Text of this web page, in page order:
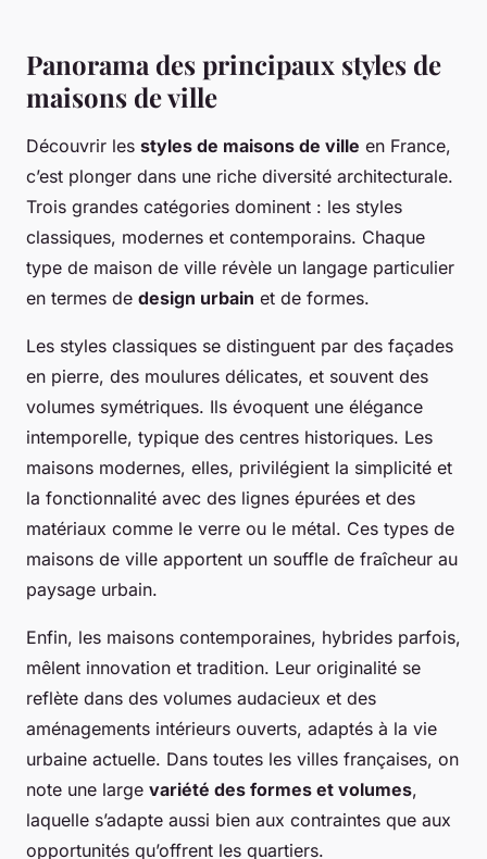
Panorama des principaux styles de
maisons de ville
Découvrir les styles de maisons de ville en France,
c’est plonger dans une riche diversité architecturale.
Trois grandes catégories dominent : les styles
classiques, modernes et contemporains. Chaque
type de maison de ville révèle un langage particulier
en termes de design urbain et de formes.
Les styles classiques se distinguent par des façades
en pierre, des moulures délicates, et souvent des
volumes symétriques. Ils évoquent une élégance
intemporelle, typique des centres historiques. Les
maisons modernes, elles, privilégient la simplicité et
la fonctionnalité avec des lignes épurées et des
matériaux comme le verre ou le métal. Ces types de
maisons de ville apportent un souffle de fraîcheur au
paysage urbain.
Enfin, les maisons contemporaines, hybrides parfois,
mêlent innovation et tradition. Leur originalité se
reflète dans des volumes audacieux et des
aménagements intérieurs ouverts, adaptés à la vie
urbaine actuelle. Dans toutes les villes françaises, on
note une large variété des formes et volumes,
laquelle s’adapte aussi bien aux contraintes que aux
opportunités qu’offrent les quartiers.